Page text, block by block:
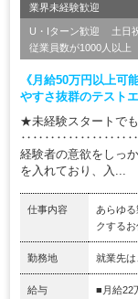
業界未経験歓迎
U・Iターン歓迎 土日
従業員数が1000人以上
《月給50万円以上可
やすさ抜群のテスト
★未経験スタートで
経験者の意欲をしっ
を入れており、入...
仕事内容
あらゆ
クするお
勤務地 就業先は
給与
■月給22